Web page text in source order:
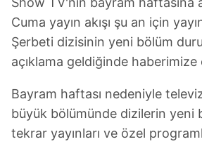
vasıtasıyla belirleyebilirsiniz.
için Ayarlar butonuna tıklayabilir,
Metnimiziziyaret edebilirsiniz.
hazırlanmış Aydınlatma Metnimizi
ilgili mevzuata uygun olarak
almak için lütfentıklayınız.
Cuma yayın akışı şu an için
Şerbeti dizisinin yeni bölüm
açıklama geldiğinde haberimize
Bayram haftası nedeniyle
büyük bölümünde dizilerin yeni
tekrar yayınları ve özel